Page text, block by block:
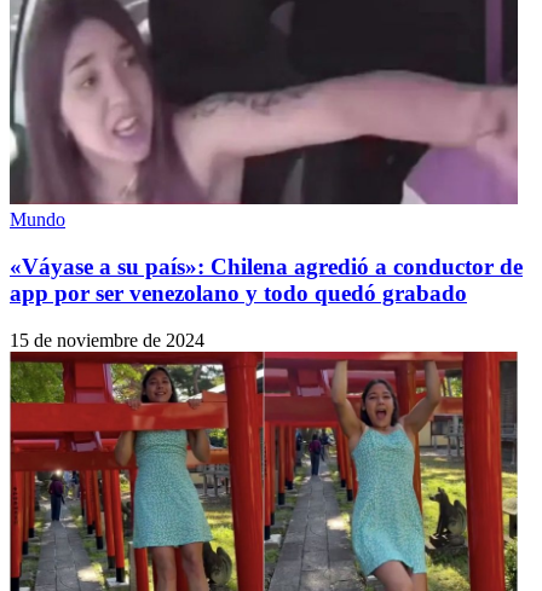
Mundo
«Váyase a su país»: Chilena agredió a conductor de
app por ser venezolano y todo quedó grabado
15 de noviembre de 2024